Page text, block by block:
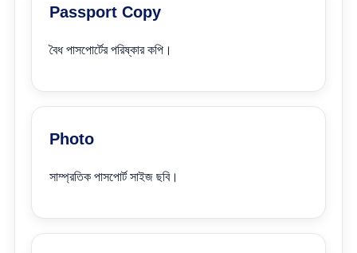
Passport Copy
বৈধ পাসপোর্টের পরিষ্কার কপি।
Photo
সাম্প্রতিক পাসপোর্ট সাইজ ছবি।